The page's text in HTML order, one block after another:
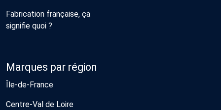
Fabrication française, ça
signifie quoi ?
Marques par région
Île-de-France
Centre-Val de Loire